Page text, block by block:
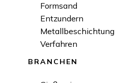
Formsand
Entzundern
Metallbeschichtung
Verfahren
BRANCHEN